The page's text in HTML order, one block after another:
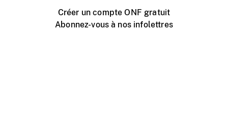
Créer un compte ONF gratuit
Abonnez-vous à nos infolettres